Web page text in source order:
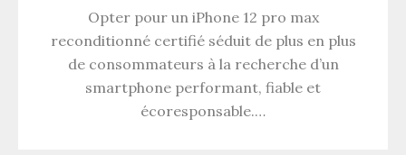
Opter pour un iPhone 12 pro max
reconditionné certifié séduit de plus en plus
de consommateurs à la recherche d’un
smartphone performant, fiable et
écoresponsable.…